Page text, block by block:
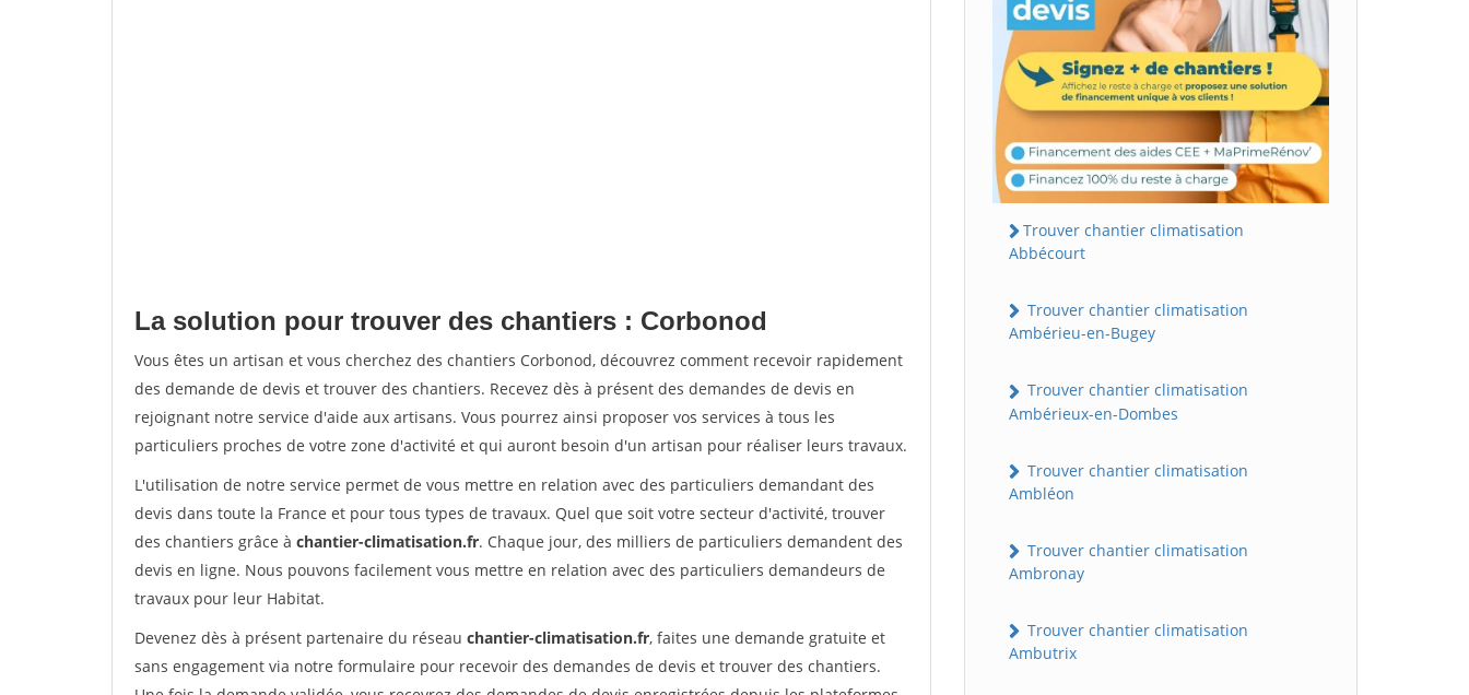
La solution pour trouver des chantiers : Corbonod
Vous êtes un artisan et vous cherchez des chantiers Corbonod, découvrez comment recevoir rapidement
des demande de devis et trouver des chantiers. Recevez dès à présent des demandes de devis en
rejoignant notre service d'aide aux artisans. Vous pourrez ainsi proposer vos services à tous les
particuliers proches de votre zone d'activité et qui auront besoin d'un artisan pour réaliser leurs travaux.
L'utilisation de notre service permet de vous mettre en relation avec des particuliers demandant des
devis dans toute la France et pour tous types de travaux. Quel que soit votre secteur d'activité, trouver
des chantiers grâce à chantier-climatisation.fr. Chaque jour, des milliers de particuliers demandent des
devis en ligne. Nous pouvons facilement vous mettre en relation avec des particuliers demandeurs de
travaux pour leur Habitat.
Devenez dès à présent partenaire du réseau chantier-climatisation.fr, faites une demande gratuite et
sans engagement via notre formulaire pour recevoir des demandes de devis et trouver des chantiers.
Trouver chantier climatisation
Abbécourt
Trouver chantier climatisation
Ambérieu-en-Bugey
Trouver chantier climatisation
Ambérieux-en-Dombes
Trouver chantier climatisation
Ambléon
Trouver chantier climatisation
Ambronay
Trouver chantier climatisation
Ambutrix